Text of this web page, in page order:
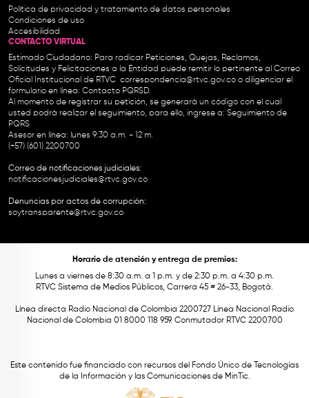
Política de privacidad y tratamiento de datos personales
Condiciones de uso
Accesibilidad
CONTACTO VIRTUAL
Estimado Ciudadano: Para radicar Peticiones, Quejas, Reclamos,
Solicitudes y Felicitaciones a la Entidad puede remitir lo pertinente al Correo
Oficial Institucional de RTVC correspondencia@rtvc.gov.co o diligenciar el
formulario en línea: Contacto PQRSD.
Al momento de registrar su petición, se generará un código con el cual
usted podrá realizar el seguimiento, para ello, ingrese a: Seguimiento de
PQRS
Asesor en línea: lunes 9:30 a.m. - 12 m.
(+57) (601) 2200700
Correo de notificaciones judiciales:
notificacionesjudiciales@rtvc.gov.co
Denuncias por actos de corrupción:
soytransparente@rtvc.gov.co
Horario de atención y entrega de premios:
Lunes a viernes de 8:30 a.m. a 1 p.m. y de 2:30 p.m. a 4:30 p.m.
RTVC Sistema de Medios Públicos, Carrera 45 # 26-33, Bogotá.
Línea directa Radio Nacional de Colombia 2200727 Línea Nacional Radio
Nacional de Colombia 01 8000 118 959. Conmutador RTVC 2200700
Este contenido fue financiado con recursos del Fondo Único de Tecnologías
de la Información y las Comunicaciones de MinTic.